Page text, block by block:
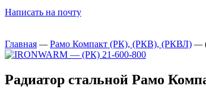
Написать на почту
Главная — Рамо Компакт (РК), (РКВ), (РКВЛ) —
Радиатор стальной Рамо